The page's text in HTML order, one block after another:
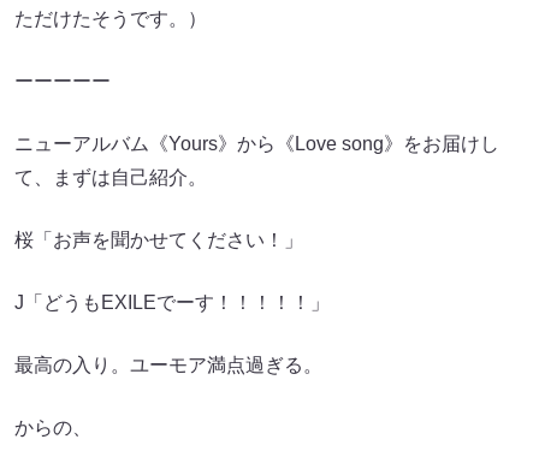
ただけたそうです。）
ーーーーー
ニューアルバム《Yours》から《Love song》をお届けし
て、まずは自己紹介。
桜「お声を聞かせてください！」
J「どうもEXILEでーす！！！！！」
最高の入り。ユーモア満点過ぎる。
からの、